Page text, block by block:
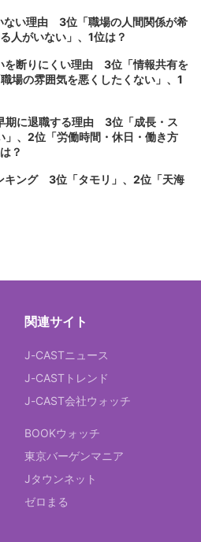
ない理由 3位「職場の人間関係が希
人がいない」、1位は？
を断りにくい理由 3位「情報共有を
場の雰囲気を悪くしたくない」、1
期に退職する理由 3位「成長・ス
」、2位「労働時間・休日・働き方
？
キング 3位「タモリ」、2位「天海
関連サイト
J-CASTニュース
J-CASTトレンド
J-CAST会社ウォッチ
BOOKウォッチ
東京バーゲンマニア
Jタウンネット
ゼロまる